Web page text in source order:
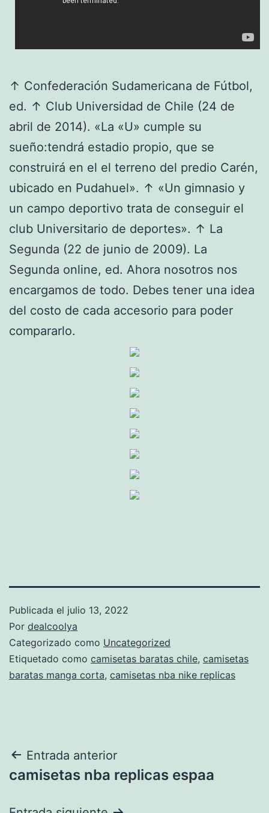
↑ Confederación Sudamericana de Fútbol,
ed. ↑ Club Universidad de Chile (24 de
abril de 2014). «La «U» cumple su
sueño:tendrá estadio propio, que se
construirá en el el terreno del predio Carén,
ubicado en Pudahuel». ↑ «Un gimnasio y
un campo deportivo trata de conseguir el
club Universitario de deportes». ↑ La
Segunda (22 de junio de 2009). La
Segunda online, ed. Ahora nosotros nos
encargamos de todo. Debes tener una idea
del costo de cada accesorio para poder
compararlo.
Publicada el julio 13, 2022
Por dealcoolya
Categorizado como Uncategorized
Etiquetado como camisetas baratas chile, camisetas
baratas manga corta, camisetas nba nike replicas
Navegación
de
Entrada anterior
camisetas nba replicas espaa